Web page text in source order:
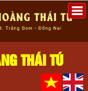
THÁI TÚ